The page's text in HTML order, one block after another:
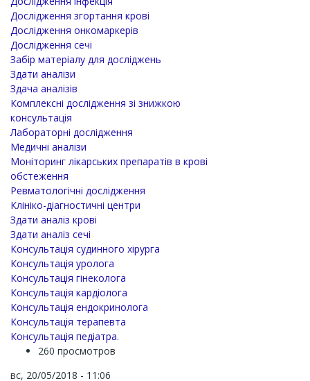
Дослідження згортання крові
Дослідження онкомаркерів
Дослідження сечі
Забір матеріалу для досліджень
Здати аналізи
Здача аналізів
Комплексні дослідження зі знижкою
консультація
Лабораторні дослідження
Медичні аналізи
Моніторинг лікарських препаратів в крові
обстеження
Ревматологічні дослідження
Клініко-діагностичні центри
Здати аналіз крові
Здати аналіз сечі
Консультація судинного хірурга
Консультація уролога
Консультація гінеколога
Консультація кардіолога
Консультація ендокринолога
Консультація терапевта
Консультація педіатра.
260 просмотров
вс, 20/05/2018 - 11:06